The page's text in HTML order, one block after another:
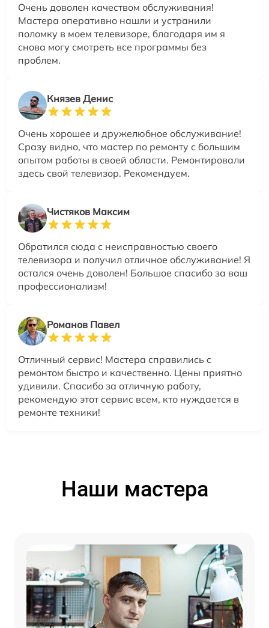
Очень доволен качеством обслуживания!
Мастера оперативно нашли и устранили
поломку в моем телевизоре, благодаря им я
снова могу смотреть все программы без
проблем.
Князев Денис
Очень хорошее и дружелюбное обслуживание!
Сразу видно, что мастер по ремонту с большим
опытом работы в своей области. Ремонтировали
здесь свой телевизор. Рекомендуем.
Чистяков Максим
Обратился сюда с неисправностью своего
телевизора и получил отличное обслуживание! Я
остался очень доволен! Большое спасибо за ваш
профессионализм!
Романов Павел
Отличный сервис! Мастера справились с
ремонтом быстро и качественно. Цены приятно
удивили. Спасибо за отличную работу,
рекомендую этот сервис всем, кто нуждается в
ремонте техники!
Наши мастера